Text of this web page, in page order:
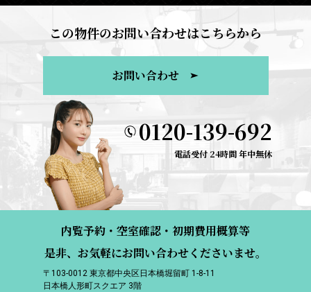
この物件のお問い合わせはこちらから
お問い合わせ
0120-139-692
電話受付 24時間 年中無休
内覧予約・空室確認・初期費用概算等
是非、お気軽にお問い合わせくださいませ。
〒103-0012 東京都中央区日本橋堀留町 1-8-11
日本橋人形町スクエア 3階